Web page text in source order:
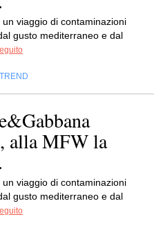
viaggio di contaminazioni
gusto mediterraneo e dal
alla MFW la
viaggio di contaminazioni
gusto mediterraneo e dal